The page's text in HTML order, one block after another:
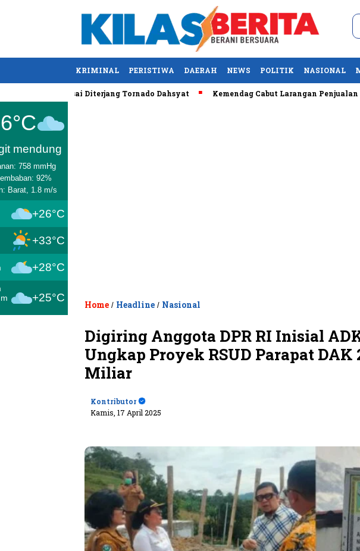
KRIMINAL PERISTIWA DAERAH NEWS POLITIK NASIONAL
usai Diterjang Tornado Dahsyat Kemendag Cabut Larangan Penjualan Minyak
mendung
758 mmHg
92%
Barat, 1.8 m/s
+26°C
+33°C
+28°C
+25°C
Home / Headline / Nasional
Digiring Anggota DPR RI Inisial
Ungkap Proyek RSUD Parapat DAK
Miliar
Kontributor
Kamis, 17 April 2025